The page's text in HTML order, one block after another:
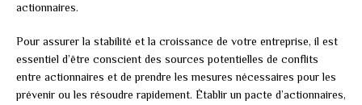
actionnaires.
Pour assurer la stabilité et la croissance de votre entreprise, il est
essentiel d’être conscient des sources potentielles de conflits
entre actionnaires et de prendre les mesures nécessaires pour les
prévenir ou les résoudre rapidement. Établir un pacte d’actionnaires,